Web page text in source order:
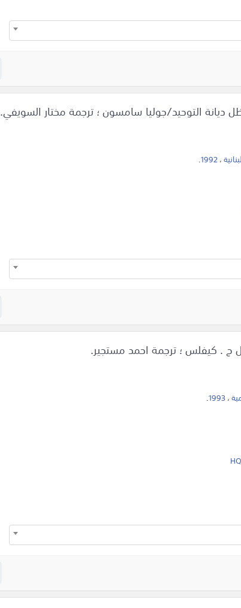
التوحيد/جوليا سامسون ؛ ترجمة مختار السويفي.
،1992
.
ج . كيفلس ؛ ترجمة احمد مستجير.
،1993
.